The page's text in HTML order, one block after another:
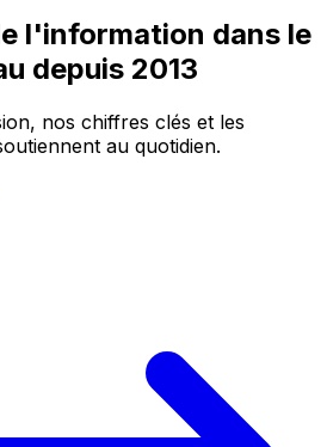
l'information dans le
depuis 2013
nos chiffres clés et les
au quotidien.